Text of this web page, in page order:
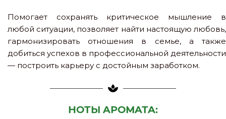
Помогает сохранять критическое мышление в
любой ситуации, позволяет найти настоящую любовь,
гармонизировать отношения в семье, а также
добиться успехов в профессиональной деятельности
— построить карьеру с достойным заработком.
НОТЫ АРОМАТА: